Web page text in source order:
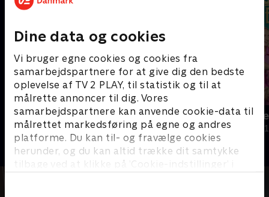
Dine data og cookies
Vi bruger egne cookies og cookies fra
samarbejdspartnere for at give dig den bedste
oplevelse af TV 2 PLAY, til statistik og til at
målrette annoncer til dig. Vores
samarbejdspartnere kan anvende cookie-data til
målrettet markedsføring på egne og andres
platforme. Du kan til- og fravælge cookies
herunder, og du kan altid trække dit samtykke
tilbage ved at klikke på ’Cookie-indstillinger’ i
Hvem vil være millionær? Classic
Quiz-shows • 12 sæsoner Quiz-shows •